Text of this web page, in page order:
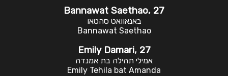
Bannawat Saethao, 27
באנאוואט סהטאו
Bannawat Saethao
Emily Damari, 27
אמילי תהילה בת אמנדה
Emily Tehila bat Amanda